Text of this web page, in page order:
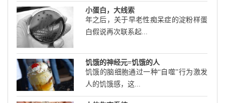
小蛋白，大线索
年之后，关于早老性痴呆症的淀粉样蛋
白假说再次联系起...
饥饿的神经元=饥饿的人
饥饿的脑细胞通过一种“自噬”行为激发
人的饥饿感，这...